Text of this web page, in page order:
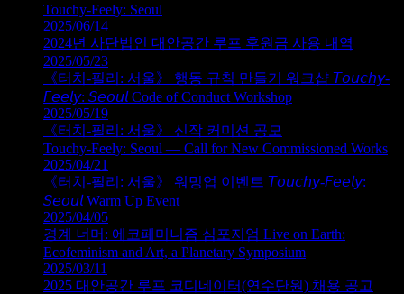
Touchy-Feely: Seoul
2025/06/14
2024년 사단법인 대안공간 루프 후원금 사용 내역
2025/05/23
《터치‑필리: 서울》 행동 규칙 만들기 워크샵 𝘛𝘰𝘶𝘤𝘩𝘺-
𝘍𝘦𝘦𝘭𝘺: 𝘚𝘦𝘰𝘶𝘭 Code of Conduct Workshop
2025/05/19
《터치‑필리: 서울》 신작 커미션 공모
Touchy‑Feely: Seoul — Call for New Commissioned Works
2025/04/21
《터치‑필리: 서울》 워밍업 이벤트 𝘛𝘰𝘶𝘤𝘩𝘺-𝘍𝘦𝘦𝘭𝘺:
𝘚𝘦𝘰𝘶𝘭 Warm Up Event
2025/04/05
경계 너머: 에코페미니즘 심포지엄 Live on Earth:
Ecofeminism and Art, a Planetary Symposium
2025/03/11
2025 대안공간 루프 코디네이터(연수단원) 채용 공고